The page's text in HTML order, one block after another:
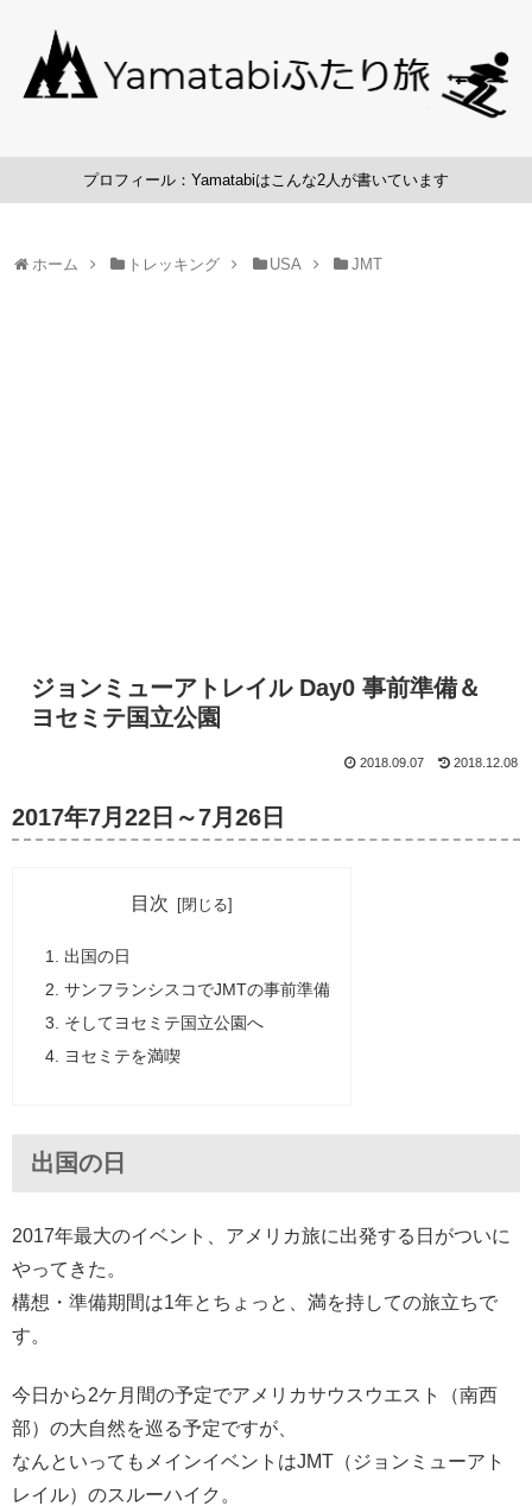
プロフィール：Yamatabiはこんな2人が書いています
ホーム トレッキング USA JMT
ジョンミューアトレイル Day0 事前準備＆
ヨセミテ国立公園
2018.09.07 2018.12.08
2017年7月22日～7月26日
目次
出国の日
サンフランシスコでJMTの事前準備
そしてヨセミテ国立公園へ
ヨセミテを満喫
出国の日
2017年最大のイベント、アメリカ旅に出発する日がついに
やってきた。
構想・準備期間は1年とちょっと、満を持しての旅立ちで
す。
今日から2ケ月間の予定でアメリカサウスウエスト（南西
部）の大自然を巡る予定ですが、
なんといってもメインイベントはJMT（ジョンミューアト
レイル）のスルーハイク。